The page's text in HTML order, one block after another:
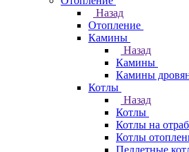
Назад
Отопление
Камины
Назад
Камины
Камины
Котлы
Назад
Котлы
Котлы на
Котлы
Пеллетные